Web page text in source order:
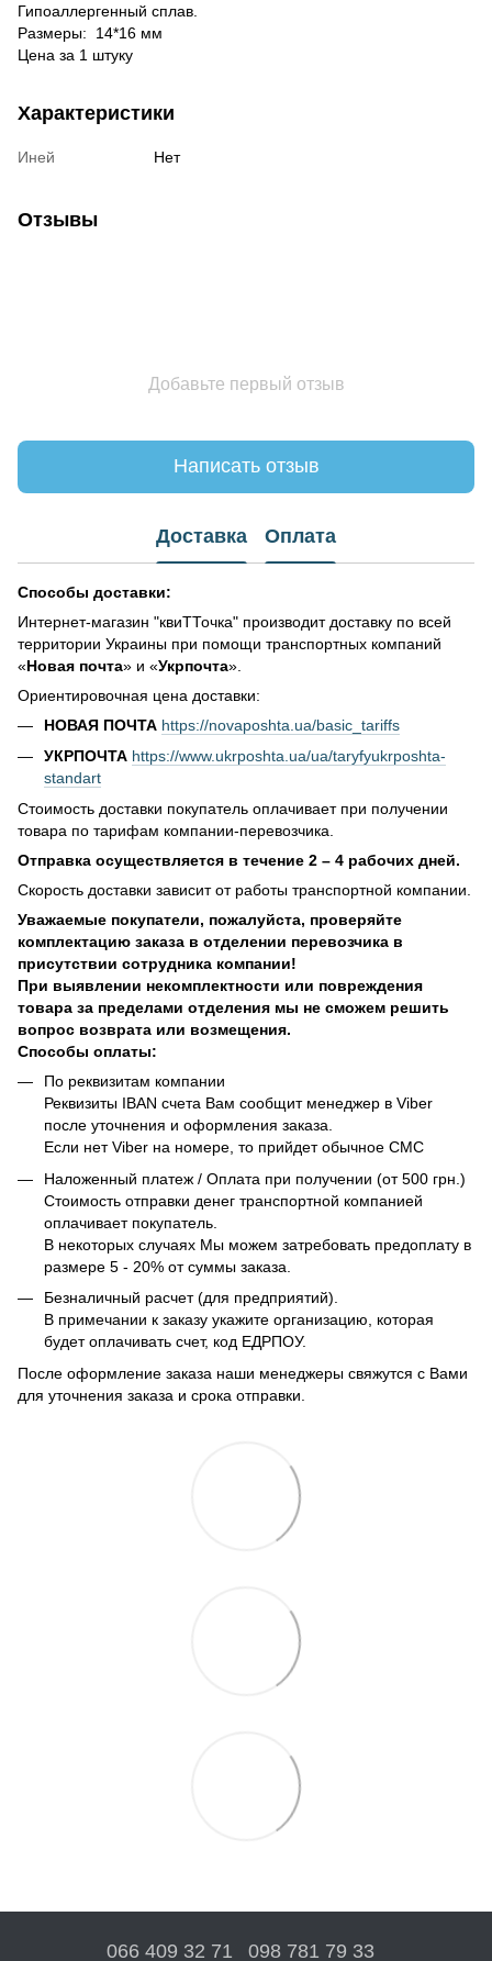
Гипоаллергенный сплав.
Размеры:
14*16 мм
Цена за 1 штуку
Характеристики
Иней Нет
Отзывы
Добавьте первый отзыв
Написать отзыв
Доставка Оплата
Способы доставки:
Интернет-магазин "квиТТочка" производит доставку по всей
территории Украины при помощи транспортных компаний
«Новая почта» и «Укрпочта».
Ориентировочная цена доставки:
НОВАЯ ПОЧТА https://novaposhta.ua/basic_tariffs
УКРПОЧТА https://www.ukrposhta.ua/ua/taryfyukrposhta-
standart
Стоимость доставки покупатель оплачивает при получении
товара по тарифам компании-перевозчика.
Отправка осуществляется в течение 2 – 4 рабочих дней.
Скорость доставки зависит от работы транспортной компании.
Уважаемые покупатели, пожалуйста, проверяйте
комплектацию заказа в отделении перевозчика в
присутствии сотрудника компании!
При выявлении некомплектности или повреждения
товара за пределами отделения мы не сможем решить
вопрос возврата или возмещения.
Способы оплаты:
По реквизитам компании
Реквизиты IBAN счета Вам сообщит менеджер в Viber
после уточнения и оформления заказа.
Если нет Viber на номере, то прийдет обычное СМС
Наложенный платеж / Оплата при получении (от 500 грн.)
Стоимость отправки денег транспортной компанией
оплачивает покупатель.
В некоторых случаях Мы можем затребовать предоплату в
размере 5 - 20% от суммы заказа.
Безналичный расчет (для предприятий).
В примечании к заказу укажите организацию, которая
будет оплачивать счет, код ЕДРПОУ.
После оформление заказа наши менеджеры свяжутся с Вами
для уточнения заказа и срока отправки.
066 409 32 71 098 781 79 33